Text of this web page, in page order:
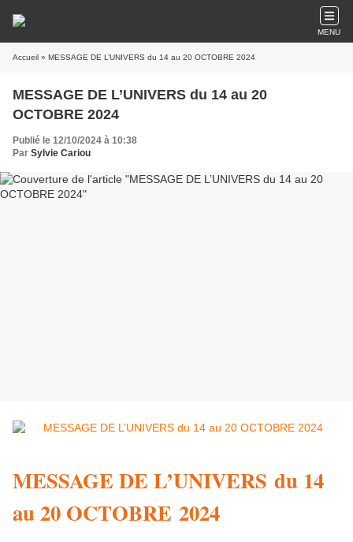
MENU
Accueil » MESSAGE DE L’UNIVERS du 14 au 20 OCTOBRE 2024
MESSAGE DE L’UNIVERS du 14 au 20
OCTOBRE 2024
Publié le 12/10/2024 à 10:38
Par Sylvie Cariou
MESSAGE DE L’UNIVERS du 14
au 20 OCTOBRE 2024